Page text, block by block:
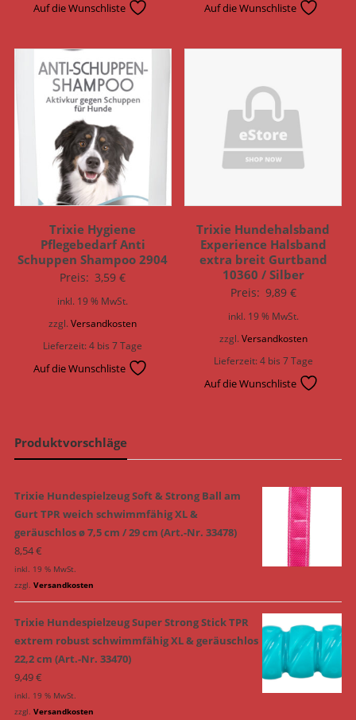
Auf die Wunschliste Auf die Wunschliste
Trixie Hygiene
Pflegebedarf Anti
Schuppen Shampoo 2904
Preis: 3,59€
inkl. 19 % MwSt.
zzgl.Versandkosten
Lieferzeit:4 bis 7 Tage
Auf die Wunschliste
Trixie Hundehalsband
Experience Halsband
extra breit Gurtband
10360 / Silber
Preis: 9,89 €
inkl. 19 % MwSt.
zzgl. Versandkosten
Lieferzeit:4 bis 7 Tage
Auf die Wunschliste
Produktvorschläge
Trixie Hundespielzeug Soft & Strong Ball am
Gurt TPR weich schwimmfähig XL &
geräuschlos ø 7,5 cm / 29 cm (Art.-Nr. 33478)
8,54€
inkl. 19 % MwSt.
zzgl. Versandkosten
Trixie Hundespielzeug Super Strong Stick TPR
extrem robust schwimmfähig XL & geräuschlos
22,2 cm (Art.-Nr. 33470)
9,49€
inkl. 19 % MwSt.
zzgl. Versandkosten